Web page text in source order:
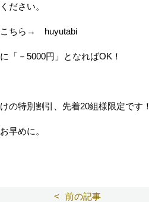
ださい。
こちら→ huyutabi
「－5000円」となればOK！
の特別割引、先着20組様限定です！
早めに。
前の記事